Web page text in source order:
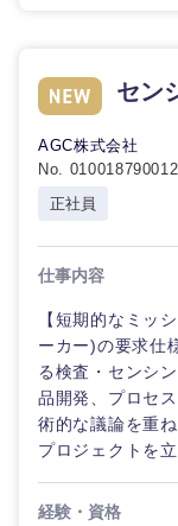
セン
AGC株式会社
No.
正社員
仕事内容
【短期的なミッ
ーカー)の要求仕
る検査・センシ
品開発、プロセ
術的な議論を重
プロジェクトを
経験・資格